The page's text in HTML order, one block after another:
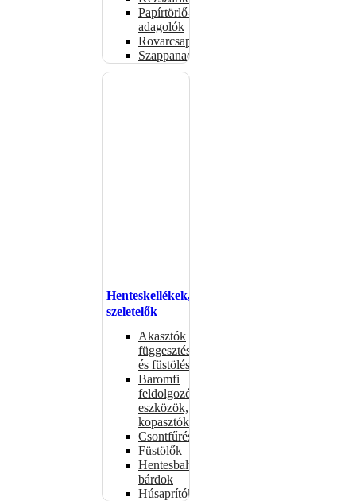
Papírtörlő-
adagolók
Rovarcsapdák
Szappanadagolók
Henteskellékek,
szeletelők
Akasztók
függesztéshez
és füstöléshez
Baromfi
feldolgozó
eszközök,
kopasztók
Csontfűrészek
Füstölők
Hentesbalták,
bárdok
Húsaprítók